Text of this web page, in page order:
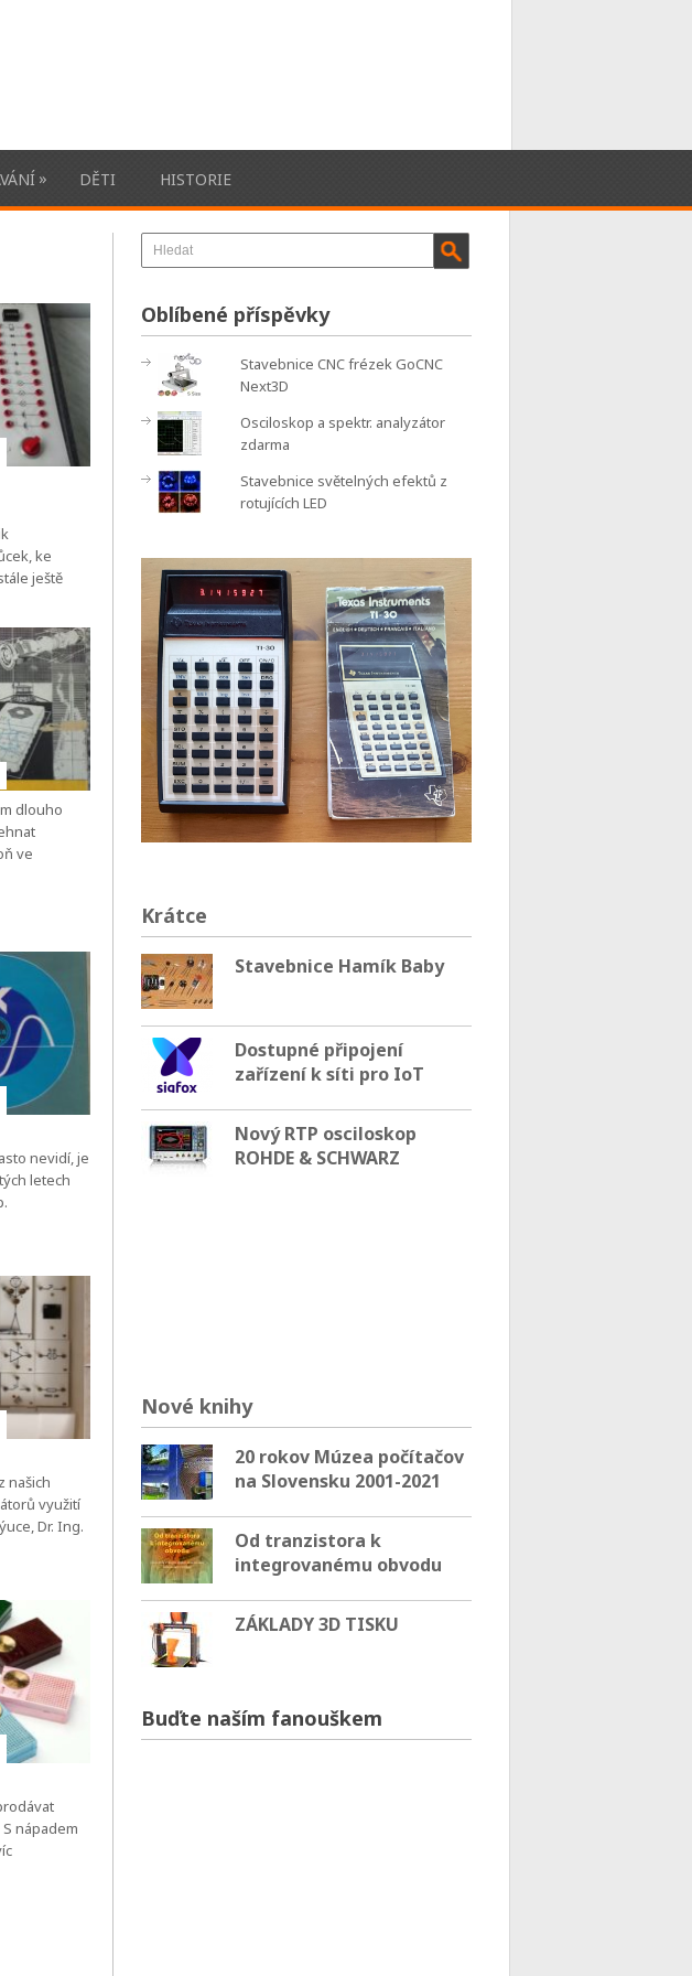
» DĚTI HISTORIE
ke
ještě
dlouho
ve
nevidí, je
letech
našich
využití
Dr. Ing.
nápadem
Oblíbené příspěvky
Stavebnice CNC frézek GoCNC
Next3D
Osciloskop a spektr. analyzátor
zdarma
Stavebnice světelných efektů z
rotujících LED
Krátce
Stavebnice Hamík Baby
Dostupné připojení
zařízení k síti pro IoT
Nový RTP osciloskop
ROHDE & SCHWARZ
Nové knihy
20 rokov Múzea počítačov
na Slovensku 2001-2021
Od tranzistora k
integrovanému obvodu
ZÁKLADY 3D TISKU
Buďte naším fanouškem